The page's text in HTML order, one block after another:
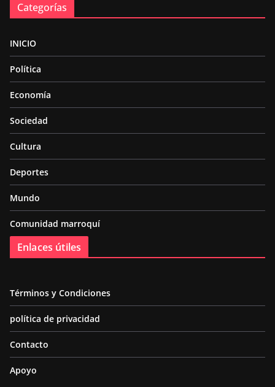
Categorías
INICIO
Política
Economía
Sociedad
Cultura
Deportes
Mundo
Comunidad marroquí
Enlaces útiles
Términos y Condiciones
política de privacidad
Contacto
Apoyo